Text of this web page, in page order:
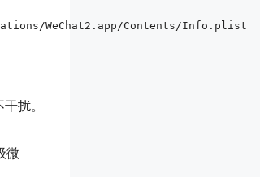
WeChat2.app/Contents/Info.plist
扰。
微